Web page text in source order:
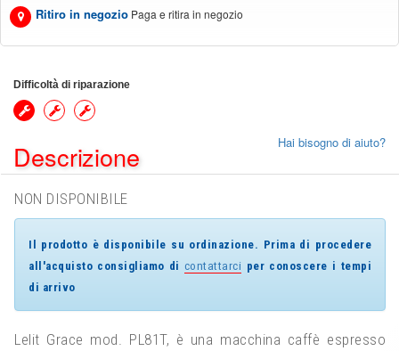
Ritiro in negozio Paga e ritira in negozio
Difficoltà di riparazione
Hai bisogno di aiuto?
Descrizione
NON DISPONIBILE
Il prodotto è disponibile su ordinazione. Prima di procedere
all'acquisto consigliamo di contattarci per conoscere i tempi
di arrivo
Lelit Grace mod. PL81T, è una macchina caffè espresso